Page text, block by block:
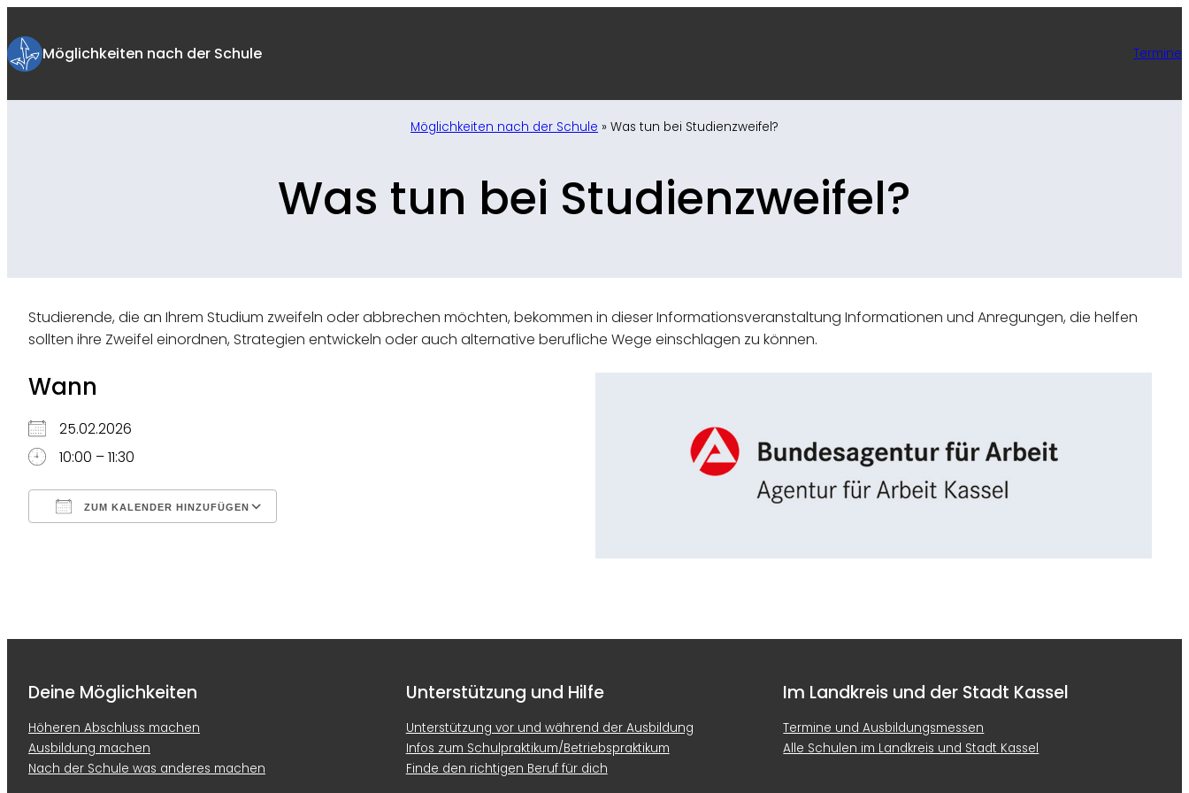
Inhalt
springenMöglichkeiten nach der Schule Termine
Möglichkeiten nach der Schule » Was tun bei Studienzweifel?
Was tun bei Studienzweifel?
Studierende, die an Ihrem Studium zweifeln oder abbrechen möchten, bekommen in dieser Informationsveranstaltung Informationen und Anregungen, die helfen
sollten ihre Zweifel einordnen, Strategien entwickeln oder auch alternative berufliche Wege einschlagen zu können.
Wann
25.02.2026
10:00 – 11:30
ZUM KALENDER HINZUFÜGEN
Deine Möglichkeiten
Höheren Abschluss machen
Ausbildung machen
Nach der Schule was anderes machen
Unterstützung und Hilfe
Unterstützung vor und während der Ausbildung
Infos zum Schulpraktikum/Betriebspraktikum
Finde den richtigen Beruf für dich
Im Landkreis und der Stadt Kassel
Termine und Ausbildungsmessen
Alle Schulen im Landkreis und Stadt Kassel